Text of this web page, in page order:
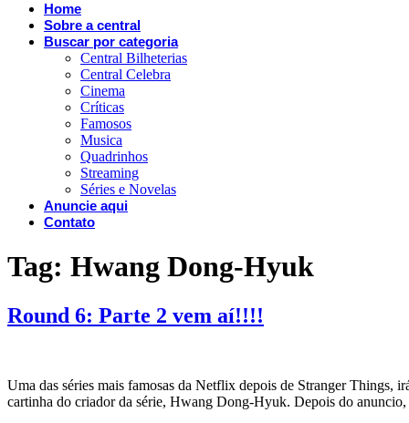
Home
Sobre a central
Buscar por categoria
Central Bilheterias
Central Celebra
Cinema
Críticas
Famosos
Musica
Quadrinhos
Streaming
Séries e Novelas
Anuncie aqui
Contato
Tag: Hwang Dong-Hyuk
Round 6: Parte 2 vem aí!!!!
Uma das séries mais famosas da Netflix depois de Stranger Things,
cartinha do criador da série, Hwang Dong-Hyuk. Depois do